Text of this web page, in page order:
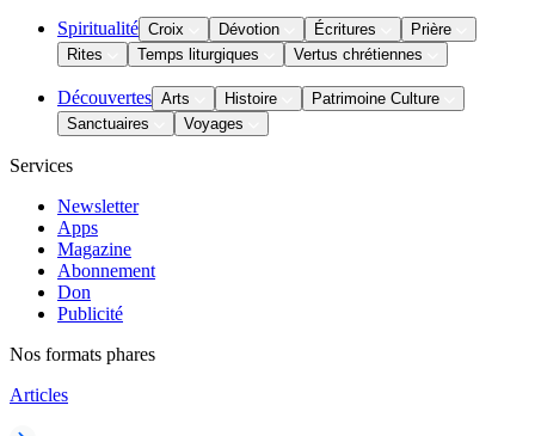
Spiritualité Croix Dévotion Écritures
Prière
Rites
Temps liturgiques Vertus chrétiennes
Découvertes Arts Histoire
Patrimoine Culture
Sanctuaires
Voyages
Services
Newsletter
Apps
Magazine
Abonnement
Don
Publicité
Nos formats phares
Articles